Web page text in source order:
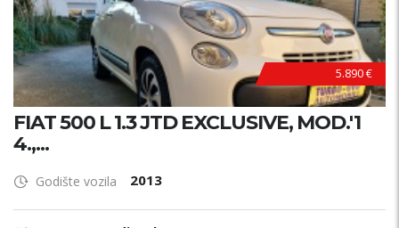
5.890 €
FIAT 500 L 1.3 JTD EXCLUSIVE, MOD.'1
4.,...
Godište vozila 2013